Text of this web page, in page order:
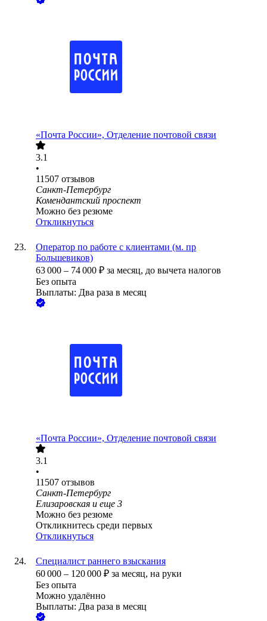
«Почта России», Отделение почтовой связи
3.1
•
11507 отзывов
Санкт-Петербург
Комендантский проспект
Можно без резюме
Откликнуться
Оператор по работе с клиентами (м. пр
Большевиков)
63 000 – 74 000 ₽ за месяц, до вычета налогов
Без опыта
Выплаты: Два раза в месяц
«Почта России», Отделение почтовой связи
3.1
•
11507 отзывов
Санкт-Петербург
Елизаровская и еще 3
Можно без резюме
Откликнитесь среди первых
Откликнуться
Специалист раннего взыскания
60 000 – 120 000 ₽ за месяц, на руки
Без опыта
Можно удалённо
Выплаты: Два раза в месяц